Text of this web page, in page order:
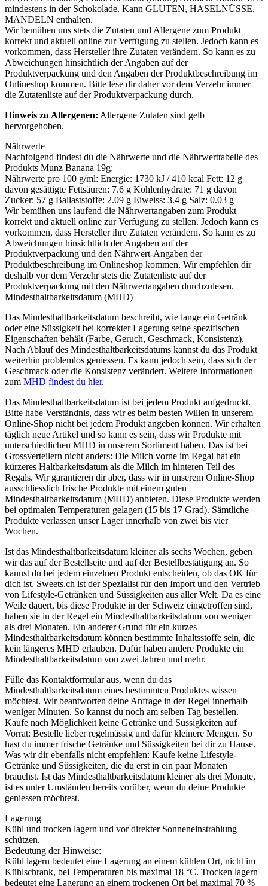
min­des­tens in der Scho­ko­la­de. Kann GLU­TEN, HASEL­NÜS­SE,
MAN­DELN enthalten.
Wir bemühen uns stets die Zutaten und Allergene zum Produkt
korrekt und aktuell online zur Verfügung zu stellen. Jedoch kann es
vorkommen, dass Hersteller ihre Zutaten verändern. So kann es zu
Abweichungen hinsichtlich der Angaben auf der
Produktverpackung und den Angaben der Produktbeschreibung im
Onlineshop kommen. Bitte lese dir daher vor dem Verzehr immer
die Zutatenliste auf der Produktverpackung durch.
Hinweis zu Allergenen: Allergene Zutaten sind gelb
hervorgehoben.
Nährwerte
Nachfolgend findest du die Nährwerte und die Nährwerttabelle des
Produkts Munz Banana 19g:
Nähr­wer­te pro 100 g/ml: Ener­gie: 1730 kJ / 410 kcal Fett: 12 g
davon gesät­tig­te Fett­säu­ren: 7.6 g Koh­len­hy­dra­te: 71 g davon
Zucker: 57 g Bal­last­stof­fe: 2.09 g Eiweiss: 3.4 g Salz: 0.03 g
Wir bemühen uns laufend die Nährwertangaben zum Produkt
korrekt und aktuell online zur Verfügung zu stellen. Jedoch kann es
vorkommen, dass Hersteller ihre Zutaten verändern. So kann es zu
Abweichungen hinsichtlich der Angaben auf der
Produktverpackung und den Nährwert-Angaben der
Produktbeschreibung im Onlineshop kommen. Wir empfehlen dir
deshalb vor dem Verzehr stets die Zutatenliste auf der
Produktverpackung mit den Nährwertangaben durchzulesen.
Mindesthaltbarkeitsdatum (MHD)
Das Mindesthaltbarkeitsdatum beschreibt, wie lange ein Getränk
oder eine Süssigkeit bei korrekter Lagerung seine spezifischen
Eigenschaften behält (Farbe, Geruch, Geschmack, Konsistenz).
Nach Ablauf des Mindesthaltbarkeitsdatums kannst du das Produkt
weiterhin problemlos geniessen. Es kann jedoch sein, dass sich der
Geschmack oder die Konsistenz verändert. Weitere Informationen
zum MHD findest du hier.
Das Mindesthaltbarkeitsdatum ist bei jedem Produkt aufgedruckt.
Bitte habe Verständnis, dass wir es beim besten Willen in unserem
Online-Shop nicht bei jedem Produkt angeben können. Wir erhalten
täglich neue Artikel und so kann es sein, dass wir Produkte mit
unterschiedlichen MHD in unserem Sortiment haben. Das ist bei
Grossverteilern nicht anders: Die Milch vorne im Regal hat ein
kürzeres Haltbarkeitsdatum als die Milch im hinteren Teil des
Regals. Wir garantieren dir aber, dass wir in unserem Online-Shop
ausschliesslich frische Produkte mit einem guten
Mindesthaltbarkeitsdatum (MHD) anbieten. Diese Produkte werden
bei optimalen Temperaturen gelagert (15 bis 17 Grad). Sämtliche
Produkte verlassen unser Lager innerhalb von zwei bis vier
Wochen.
Ist das Mindesthaltbarkeitsdatum kleiner als sechs Wochen, geben
wir das auf der Bestellseite und auf der Bestellbestätigung an. So
kannst du bei jedem einzelnen Produkt entscheiden, ob das OK für
dich ist. Sweets.ch ist der Spezialist für den Import und den Vertrieb
von Lifestyle-Getränken und Süssigkeiten aus aller Welt. Da es eine
Weile dauert, bis diese Produkte in der Schweiz eingetroffen sind,
haben sie in der Regel ein Mindesthaltbarkeitsdatum von weniger
als drei Monaten. Ein anderer Grund für ein kurzes
Mindesthaltbarkeitsdatum können bestimmte Inhaltsstoffe sein, die
kein längeres MHD erlauben. Dafür haben andere Produkte ein
Mindesthaltbarkeitsdatum von zwei Jahren und mehr.
Fülle das Kontaktformular aus, wenn du das
Mindesthaltbarkeitsdatum eines bestimmten Produktes wissen
möchtest. Wir beantworten deine Anfrage in der Regel innerhalb
weniger Minuten. So kannst du noch am selben Tag bestellen.
Kaufe nach Möglichkeit keine Getränke und Süssigkeiten auf
Vorrat: Bestelle lieber regelmässig und dafür kleinere Mengen. So
hast du immer frische Getränke und Süssigkeiten bei dir zu Hause.
Was wir dir ebenfalls nicht empfehlen: Kaufe keine Lifestyle-
Getränke und Süssigkeiten, die du erst in ein paar Monaten
brauchst. Ist das Mindesthaltbarkeitsdatum kleiner als drei Monate,
ist es unter Umständen bereits vorüber, wenn du deine Produkte
geniessen möchtest.
Lagerung
Kühl und trocken lagern und vor direkter Sonneneinstrahlung
schützen.
Bedeutung der Hinweise:
Kühl lagern bedeutet eine Lagerung an einem kühlen Ort, nicht im
Kühlschrank, bei Temperaturen bis maximal 18 °C. Trocken lagern
bedeutet eine Lagerung an einem trockenen Ort bei maximal 70 %